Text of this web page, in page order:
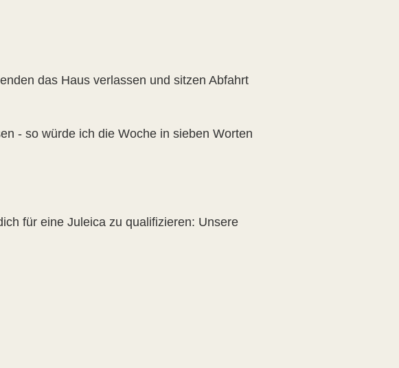
das Haus verlassen und sitzen Abfahrt
- so würde ich die Woche in sieben Worten
für eine Juleica zu qualifizieren: Unsere